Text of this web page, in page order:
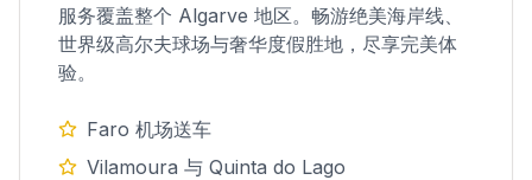
服务覆盖整个 Algarve 地区。畅游绝美海岸线、
世界级高尔夫球场与奢华度假胜地，尽享完美体
验。
Faro 机场送车
Vilamoura 与 Quinta do Lago